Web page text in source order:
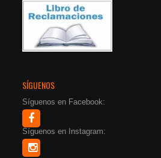
SÍGUENOS
Síguenos en Facebook:
Síguenos en Instagram: